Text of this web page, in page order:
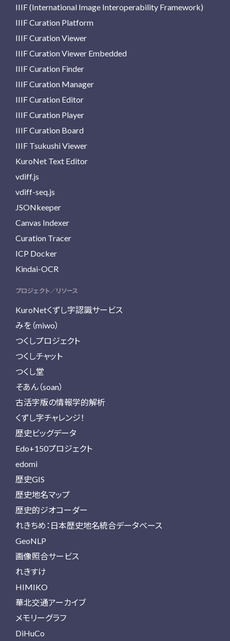
IIIF (International Image Interoperability Framework)
IIIF Curation Platform
IIIF Curation Viewer
IIIF Curation Viewer Embedded
IIIF Curation Finder
IIIF Curation Manager
IIIF Curation Editor
IIIF Curation Player
IIIF Curation Board
IIIF Tsukushi Viewer
KuroNet Text Editor
vdiff.js
vdiff-seq.js
JSONkeeper
Canvas Indexer
Curation Tracer
ICP Docker
Kindai-OCR
プロジェクト／リソース
KuroNetくずし字認識サービス
みを（miwo）
つくしプロジェクト
つくしチャット
つくし堂
そあん（soan）
古活字版の情報学的解析
くずし字チャレンジ！
歴史ビッグデータ
Edo+150プロジェクト
edomi
歴史GIS
歴史地名マップ
歴史的ジオコーダー
れきちめ：日本歴史地名統合データベース
GeoNLP
画像照合サービス
れきすけ
HIMIKO
華北交通アーカイブ
メモリーグラフ
DiHuCo